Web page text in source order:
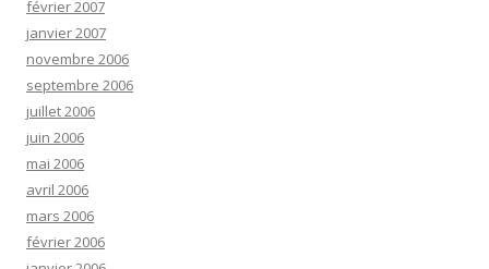
février 2007
janvier 2007
novembre 2006
septembre 2006
juillet 2006
juin 2006
mai 2006
avril 2006
mars 2006
février 2006